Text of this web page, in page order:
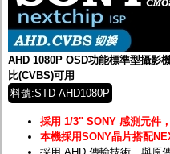
AHD 1080P OSD功能標準型攝影
比(CVBS)可用
料號:STD-AHD1080P
採用 1/3" SONY 感測元件
本機採用SONY晶片搭配